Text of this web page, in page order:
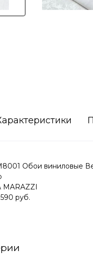
Обои виниловые
MARAZZI
руб.